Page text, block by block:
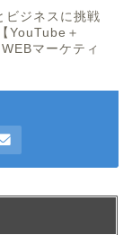
ビジネスに挑戦
YouTube＋
マーケティ